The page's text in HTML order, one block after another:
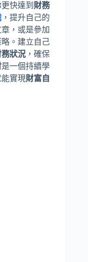
快達到 財務
，提升自己的
，或是參加
。建立自己
務狀況 ，確保
是一個持續學
實現財富自